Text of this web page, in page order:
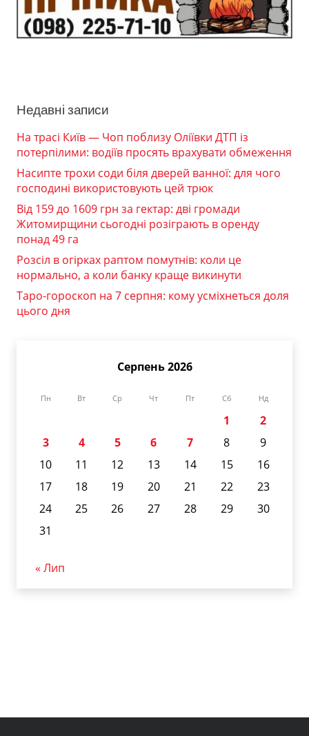
Недавні записи
На трасі Київ — Чоп поблизу Оліївки ДТП із
потерпілими: водіїв просять врахувати обмеження
Насипте трохи соди біля дверей ванної: для чого
господині використовують цей трюк
Від 159 до 1609 грн за гектар: дві громади
Житомирщини сьогодні розіграють в оренду
понад 49 га
Розсіл в огірках раптом помутнів: коли це
нормально, а коли банку краще викинути
Таро-гороскоп на 7 серпня: кому усміхнеться доля
цього дня
Серпень 2026
Пн Вт Ср Чт Пт Сб Нд
1
2
3
4 5 6 7 8
9
10
11 12 13 14 15
16
17
18 19 20 21 22
23
24
25 26 27 28 29
30
31
« Лип